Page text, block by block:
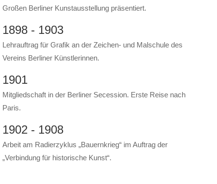
Großen Berliner Kunstausstellung präsentiert.
1898 - 1903
Lehrauftrag für Grafik an der Zeichen- und Malschule des
Vereins Berliner Künstlerinnen.
1901
Mitgliedschaft in der Berliner Secession. Erste Reise nach
Paris.
1902 - 1908
Arbeit am Radierzyklus „Bauernkrieg“ im Auftrag der
„Verbindung für historische Kunst“.